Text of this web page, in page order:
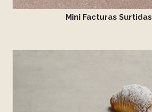
Mini Facturas Surtidas